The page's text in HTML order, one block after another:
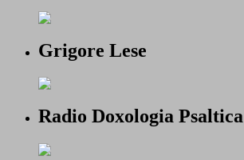
Grigore Lese
Radio Doxologia Psaltica